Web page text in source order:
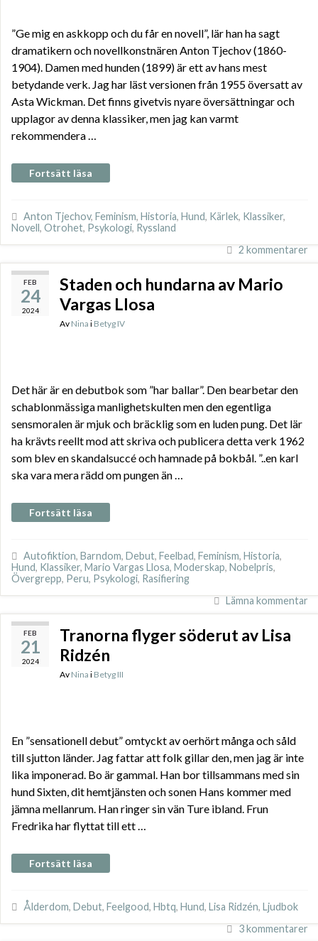
”Ge mig en askkopp och du får en novell”, lär han ha sagt
dramatikern och novellkonstnären Anton Tjechov (1860-
1904). Damen med hunden (1899) är ett av hans mest
betydande verk. Jag har läst versionen från 1955 översatt av
Asta Wickman. Det finns givetvis nyare översättningar och
upplagor av denna klassiker, men jag kan varmt
rekommendera …
Fortsätt läsa
Anton Tjechov, Feminism, Historia, Hund, Kärlek, Klassiker,
Novell, Otrohet, Psykologi, Ryssland
2 kommentarer
FEB
24
2024
Staden och hundarna av Mario
Vargas Llosa
Av Nina i Betyg IV
Det här är en debutbok som ”har ballar”. Den bearbetar den
schablonmässiga manlighetskulten men den egentliga
sensmoralen är mjuk och bräcklig som en luden pung. Det lär
ha krävts reellt mod att skriva och publicera detta verk 1962
som blev en skandalsuccé och hamnade på bokbål. ”..en karl
ska vara mera rädd om pungen än …
Fortsätt läsa
Autofiktion, Barndom, Debut, Feelbad, Feminism, Historia,
Hund, Klassiker, Mario Vargas Llosa, Moderskap, Nobelpris,
Övergrepp, Peru, Psykologi, Rasifiering
Lämna kommentar
FEB
21
2024
Tranorna flyger söderut av Lisa
Ridzén
Av Nina i Betyg III
En ”sensationell debut” omtyckt av oerhört många och såld
till sjutton länder. Jag fattar att folk gillar den, men jag är inte
lika imponerad. Bo är gammal. Han bor tillsammans med sin
hund Sixten, dit hemtjänsten och sonen Hans kommer med
jämna mellanrum. Han ringer sin vän Ture ibland. Frun
Fredrika har flyttat till ett …
Fortsätt läsa
Ålderdom, Debut, Feelgood, Hbtq, Hund, Lisa Ridzén, Ljudbok
3 kommentarer